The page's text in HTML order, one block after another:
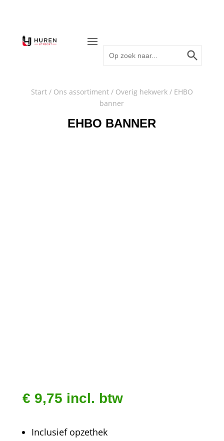
Zoek
naar:
Zoekknop
Start/ Ons assortiment/ Overig hekwerk/ EHBO
banner
EHBO BANNER
€ 9,75 incl. btw
Inclusief opzethek